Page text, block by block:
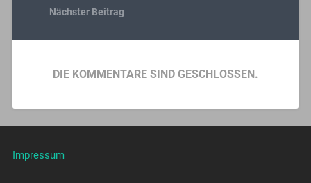
Nächster Beitrag
DIE KOMMENTARE SIND GESCHLOSSEN.
Impressum